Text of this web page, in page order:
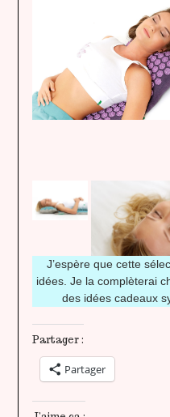
J’espère que cette
idées. Je la complèterai
des idées cadeaux
Partager :
Partager